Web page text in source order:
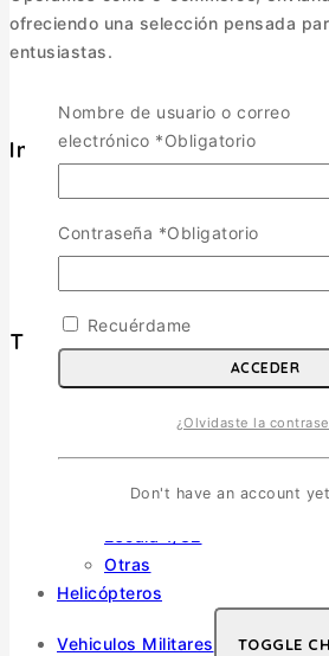
ofreciendo una selección pensada
entusiastas.
Informacion
Política de Envíos
Cambios y Devoluciones
Tienda
Escala 1/32
Otras
Helicópteros
Vehiculos Militares TOGGLE
Nombre de usuario o correo
electrónico *Obligatorio
Contraseña *Obligatorio
Recuérdame
ACCEDER
¿Olvidaste la
Don't have an account